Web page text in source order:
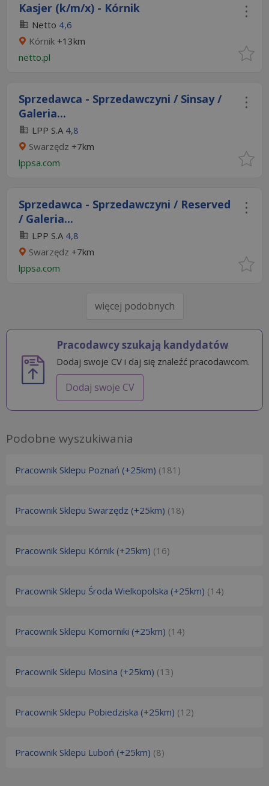
Kasjer (k/m/x) - Kórnik
Netto 4,6
Kórnik +13km
netto.pl
Sprzedawca - Sprzedawczyni / Sinsay /
Galeria...
LPP S.A 4,8
Swarzędz +7km
lppsa.com
Sprzedawca - Sprzedawczyni / Reserved
/ Galeria...
LPP S.A 4,8
Swarzędz +7km
lppsa.com
więcej podobnych
Pracodawcy szukają kandydatów
Dodaj swoje CV i daj się znaleźć pracodawcom.
Dodaj swoje CV
Podobne wyszukiwania
Pracownik Sklepu Poznań (+25km) (181)
Pracownik Sklepu Swarzędz (+25km) (18)
Pracownik Sklepu Kórnik (+25km) (16)
Pracownik Sklepu Środa Wielkopolska (+25km) (14)
Pracownik Sklepu Komorniki (+25km) (14)
Pracownik Sklepu Mosina (+25km) (13)
Pracownik Sklepu Pobiedziska (+25km) (12)
Pracownik Sklepu Luboń (+25km) (8)